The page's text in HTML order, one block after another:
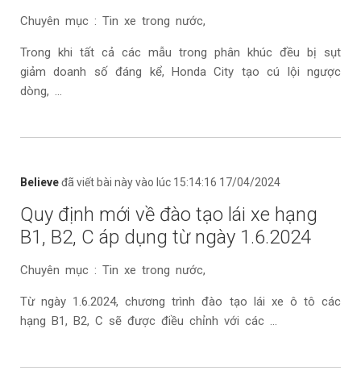
Chuyên mục : Tin xe trong nước,
Trong khi tất cả các mẫu trong phân khúc đều bị sụt
giảm doanh số đáng kể, Honda City tạo cú lội ngược
dòng, ...
Believeđã viết bài này vào lúc 15:14:16 17/04/2024
Quy định mới về đào tạo lái xe hạng
B1, B2, C áp dụng từ ngày 1.6.2024
Chuyên mục : Tin xe trong nước,
Từ ngày 1.6.2024, chương trình đào tạo lái xe ô tô các
hạng B1, B2, C sẽ được điều chỉnh với các ...